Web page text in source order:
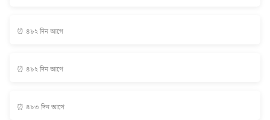
⏰ ৪৮২ দিন আগে
⏰ ৪৮২ দিন আগে
⏰ ৪৮৩ দিন আগে